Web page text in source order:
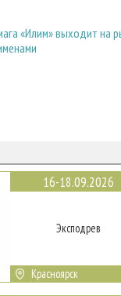
«Илим» выходит на
16-18.09.2026
Эксподрев
Красноярск